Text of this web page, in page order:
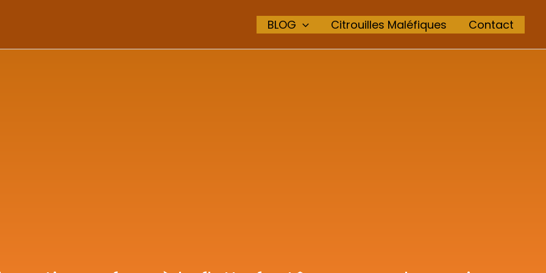
BLOG Citrouilles Maléfiques Contact